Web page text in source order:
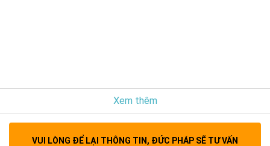
Xem thêm
VUI LÒNG ĐỂ LẠI THÔNG TIN, ĐỨC PHÁP SẼ TƯ VẤN